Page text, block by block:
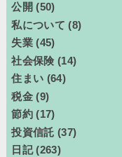
公開 (50)
私について (8)
失業 (45)
社会保険 (14)
住まい (64)
税金 (9)
節約 (17)
投資信託 (37)
日記 (263)